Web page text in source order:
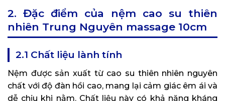
2. Đặc điểm của nệm cao su thiên
nhiên Trung Nguyên massage 10cm
2.1 Chất liệu lành tính
Nệm được sản xuất từ cao su thiên nhiên nguyên
chất với độ đàn hồi cao, mang lại cảm giác êm ái và
dễ chịu khi nằm. Chất liệu này có khả năng kháng